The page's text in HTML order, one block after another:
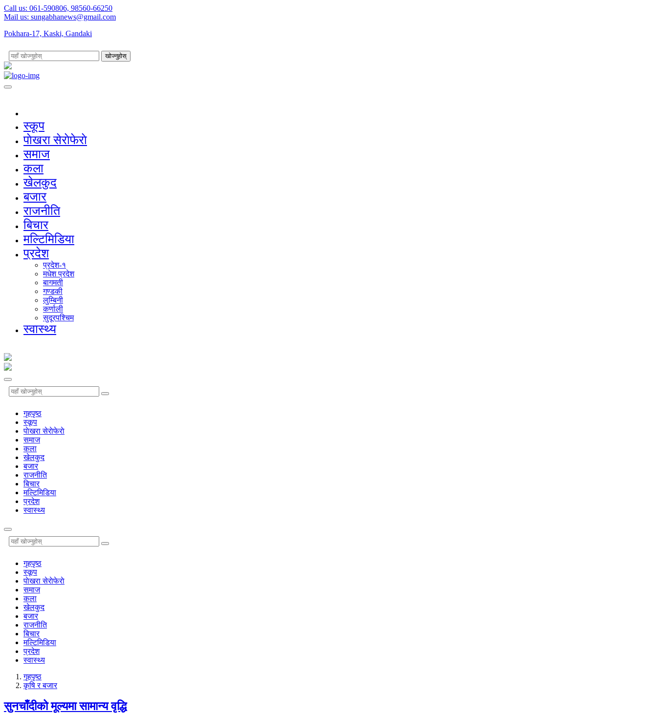
Call us: 061-590806, 98560-66250
Mail us: sungabhanews@gmail.com
Pokhara-17, Kaski, Gandaki
खोज्नुहोस्
स्कूप
पाेखरा सेराेफेराे
समाज
कला
खेलकुद
बजार
राजनीति
बिचार
मल्टिमिडिया
प्रदेश
प्रदेश-१
मधेश प्रदेश
बागमती
गण्डकी
लुम्बिनी
कर्णाली
सुदूरपश्चिम
स्वास्थ्य
गृहपृष्‍ठ
स्कूप
पाेखरा सेराेफेराे
समाज
कला
खेलकुद
बजार
राजनीति
बिचार
मल्टिमिडिया
प्रदेश
स्वास्थ्य
गृहपृष्‍ठ
स्कूप
पाेखरा सेराेफेराे
समाज
कला
खेलकुद
बजार
राजनीति
बिचार
मल्टिमिडिया
प्रदेश
स्वास्थ्य
गृहपृष्‍ठ
कृषि र बजार
सुनचाँदीको मूल्यमा सामान्य वृद्धि